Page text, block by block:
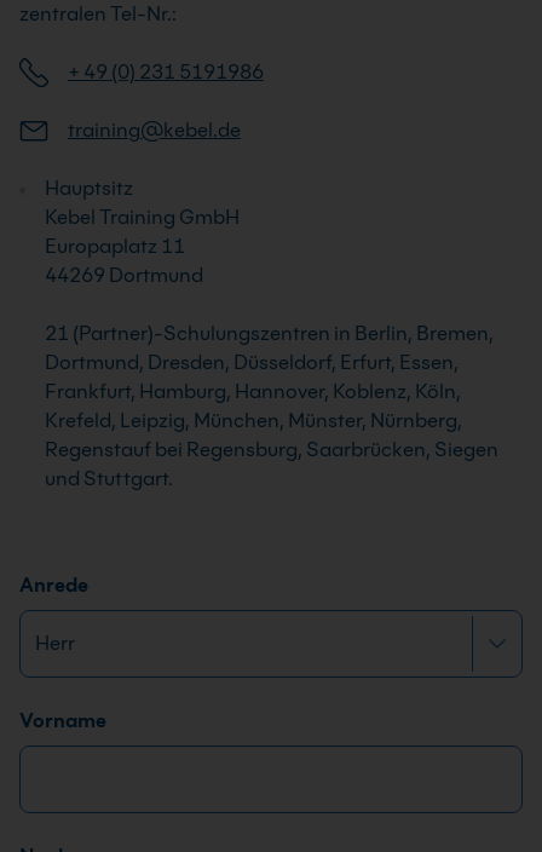
zentralen Tel-Nr.:
+ 49 (0) 231 5191986
training@kebel.de
Hauptsitz
Kebel Training GmbH
Europaplatz 11
44269 Dortmund
21 (Partner)-Schulungszentren in Berlin, Bremen,
Dortmund, Dresden, Düsseldorf, Erfurt, Essen,
Frankfurt, Hamburg, Hannover, Koblenz, Köln,
Krefeld, Leipzig, München, Münster, Nürnberg,
Regenstauf bei Regensburg, Saarbrücken, Siegen
und Stuttgart.
Anrede
Name*
Vorname